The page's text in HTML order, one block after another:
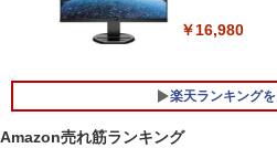
￥16,980
楽天ランキング
Amazon売れ筋ランキング